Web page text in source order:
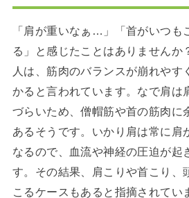
「肩が重いなぁ…」「首がいつも
る」と感じたことはありませんか
人は、筋肉のバランスが崩れやす
かると言われています。なで肩は
づらいため、僧帽筋や首の筋肉に
あるそうです。いかり肩は常に肩
なるので、血流や神経の圧迫が起
す。その結果、肩こりや首こり、
こるケースもあると指摘されてい